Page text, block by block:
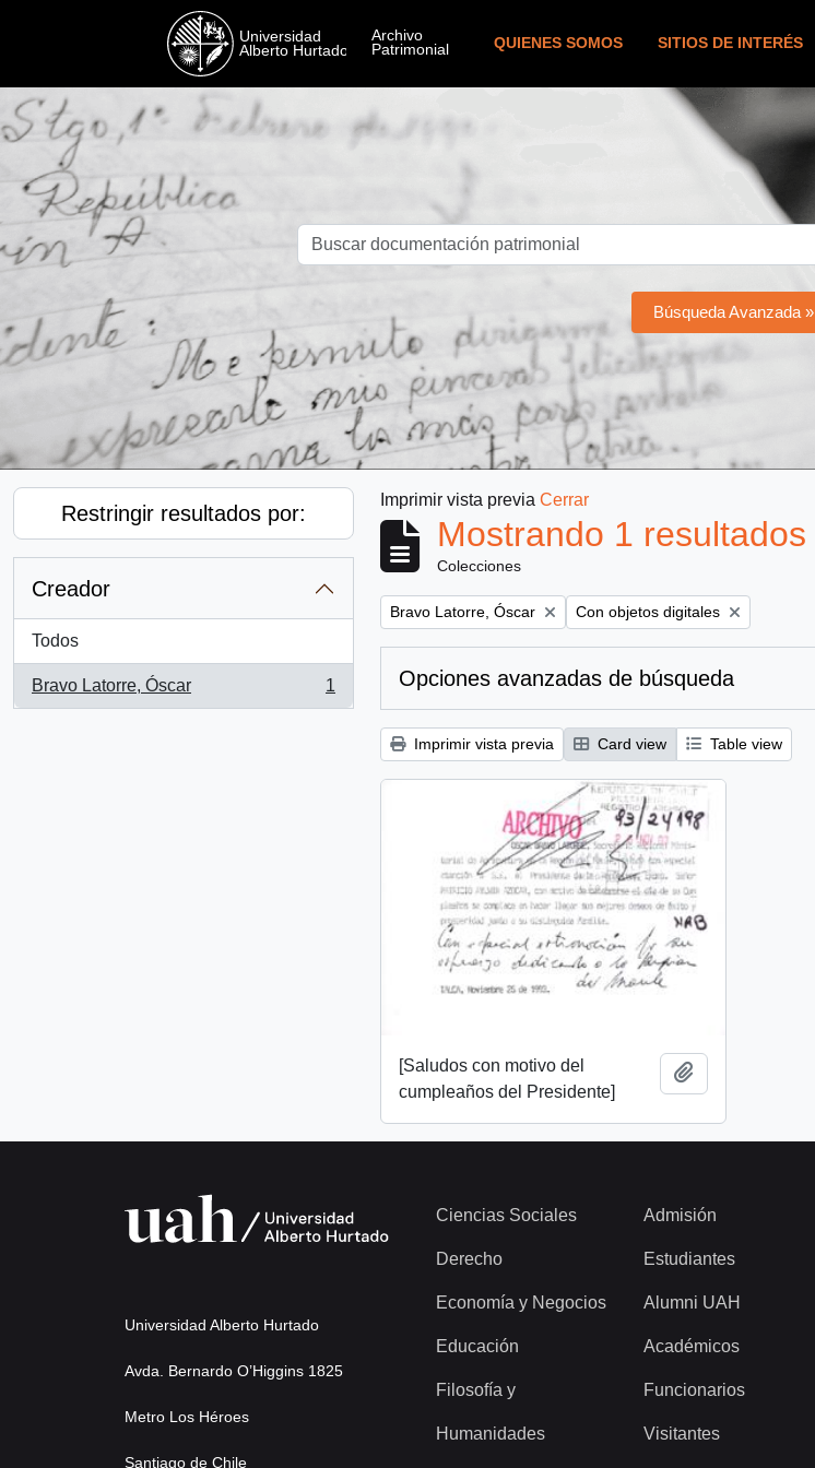
QUIENES SOMOS SITIOS DE INTERÉS
Búsqueda Avanzada »
Restringir resultados por:
Creador
Todos
Bravo Latorre, Óscar
, 1 resultados
1
Imprimir vista previa Cerrar
Mostrando 1 resultados
Colecciones
Remove filter:
Bravo Latorre, Óscar Remove filter:
Con objetos digitales
Opciones avanzadas de búsqueda
Imprimir vista previa Card view Table view
[Saludos con motivo del
cumpleaños del Presidente]
Universidad Alberto Hurtado
Avda. Bernardo O’Higgins 1825
Metro Los Héroes
Santiago de Chile
Ciencias Sociales
Derecho
Economía y Negocios
Educación
Filosofía y
Humanidades
Admisión
Estudiantes
Alumni UAH
Académicos
Funcionarios
Visitantes